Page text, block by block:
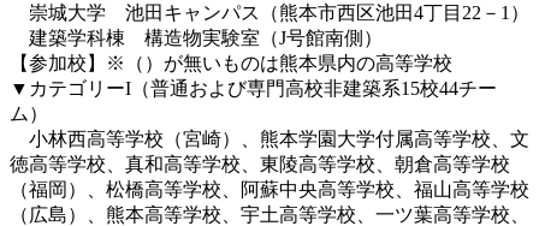
崇城大学 池田キャンパス（熊本市西区池田4丁目22－1）
建築学科棟 構造物実験室（J号館南側）
【参加校】※（）が無いものは熊本県内の高等学校
▼カテゴリーI（普通および専門高校非建築系15校44チー
ム）
小林西高等学校 （宮崎）、熊本学園大学付属高等学校 、文
徳高等学校 、真和高等学校 、東陵高等学校 、朝倉高等学校
（福岡）、松橋高等学校 、阿蘇中央高等学校 、福山高等学校
（広島）、熊本高等学校 、宇土高等学校 、一ツ葉高等学校